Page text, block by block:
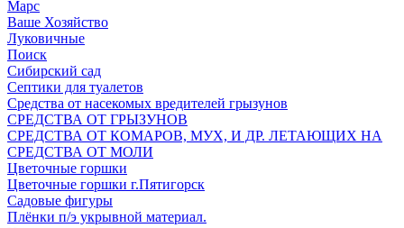
Марс
Ваше Хозяйство
Луковичные
Поиск
Сибирский сад
Септики для туалетов
Средства от насекомых вредителей грызунов
СPEДСТВА ОТ ГРЫЗУНОВ
СРЕДСТВА ОТ КОМАРОВ, МУХ, И ДР. ЛЕТАЮЩИХ НА
СРЕДСТВА ОТ МОЛИ
Цветочные горшки
Цветочные горшки г.Пятигорск
Садовые фигуры
Плёнки п/э укрывной материал.